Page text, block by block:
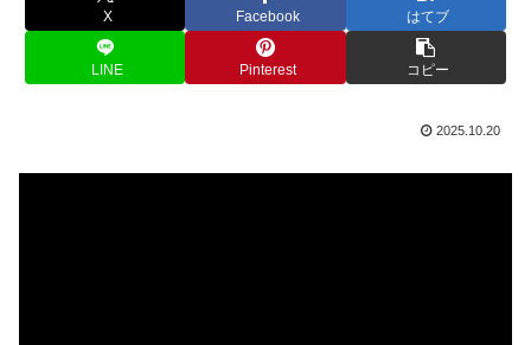
X Facebook はてブ
LINE Pinterest コピー
2025.10.20